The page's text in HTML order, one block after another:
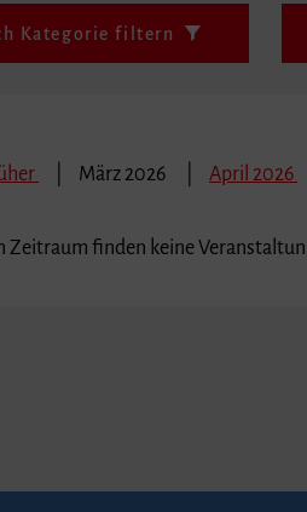
Kategorie filtern
März 2026 April 2026
Zeitraum finden keine